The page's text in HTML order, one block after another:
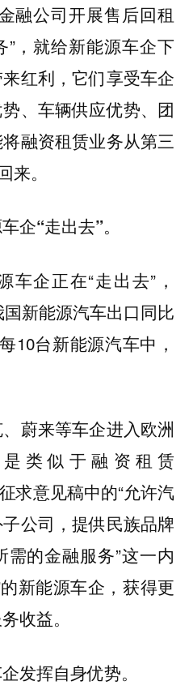
融公司开展售后回租
，就给新能源车企下
红利，它们享受车企
、车辆供应优势、团
融资租赁业务从第三
来。
企“走出去”。
车企正在“走出去”，
新能源汽车出口同比
10台新能源汽车中，
蔚来等车企进入欧洲
类似于融资租赁
求意见稿中的“允许汽
公司，提供民族品牌
的金融服务”这一内
新能源车企，获得更
收益。
发挥自身优势。